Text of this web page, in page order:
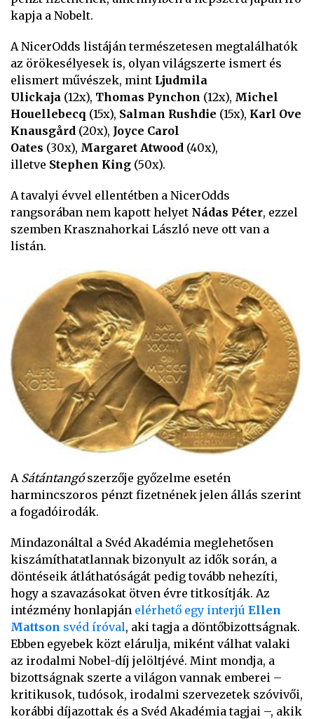
kapja a Nobelt.
A NicerOdds listáján természetesen megtalálhatók
az örökesélyesek is, olyan világszerte ismert és
elismert művészek, mint Ljudmila
Ulickaja (12x), Thomas Pynchon (12x), Michel
Houellebecq (15x), Salman Rushdie (15x), Karl Ove
Knausgård (20x), Joyce Carol
Oates (30x), Margaret Atwood (40x),
illetve Stephen King (50x).
A tavalyi évvel ellentétben a NicerOdds
rangsorában nem kapott helyet Nádas Péter, ezzel
szemben Krasznahorkai László neve ott van a
listán.
A Sátántangószerzője győzelme esetén
harmincszoros pénzt fizetnének jelen állás szerint
a fogadóirodák.
Mindazonáltal a Svéd Akadémia meglehetősen
kiszámíthatatlannak bizonyult az idők során, a
döntéseik átláthatóságát pedig tovább nehezíti,
hogy a szavazásokat ötven évre titkosítják. Az
intézmény honlapján elérhető egy interjú Ellen
Mattson svéd íróval, aki tagja a döntőbizottságnak.
Ebben egyebek közt elárulja, miként válhat valaki
az irodalmi Nobel-díj jelöltjévé. Mint mondja, a
bizottságnak szerte a világon vannak emberei –
kritikusok, tudósok, irodalmi szervezetek szóvivői,
korábbi díjazottak és a Svéd Akadémia tagjai –, akik